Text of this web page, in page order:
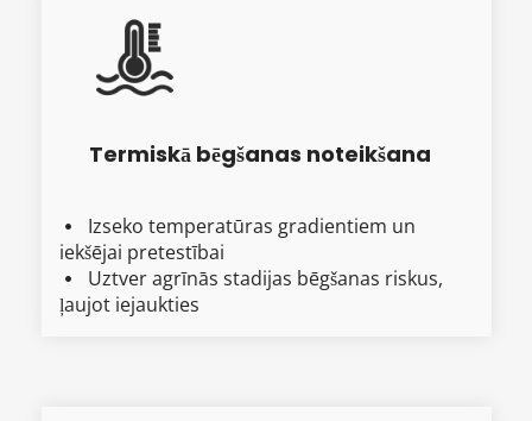
Termiskā bēgšanas noteikšana
 Izseko temperatūras gradientiem un
iekšējai pretestībai
 Uztver agrīnās stadijas bēgšanas riskus,
ļaujot iejaukties